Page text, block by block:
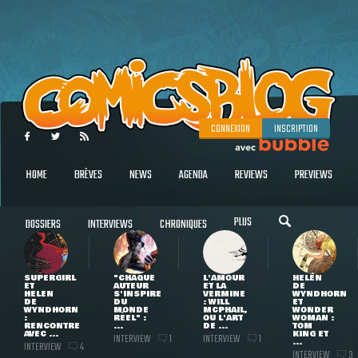
CONNEXION INSCRIPTION
HOME BRÈVES NEWS AGENDA REVIEWS PREVIEWS
DOSSIERS INTERVIEWS CHRONIQUES PLUS
SUPERGIRL
ET
HELEN
DE
WYNDHORN
:
RENCONTRE
AVEC ...
INTERVIEW 4
"CHAQUE
AUTEUR
S'INSPIRE
DU
MONDE
RÉEL" :
...
INTERVIEW 1
L'AMOUR
ET LA
VERMINE
: WILL
MCPHAIL,
OU L'ART
DE ...
INTERVIEW 1
HELEN
DE
WYNDHORN
ET
WONDER
WOMAN :
TOM
KING ET
...